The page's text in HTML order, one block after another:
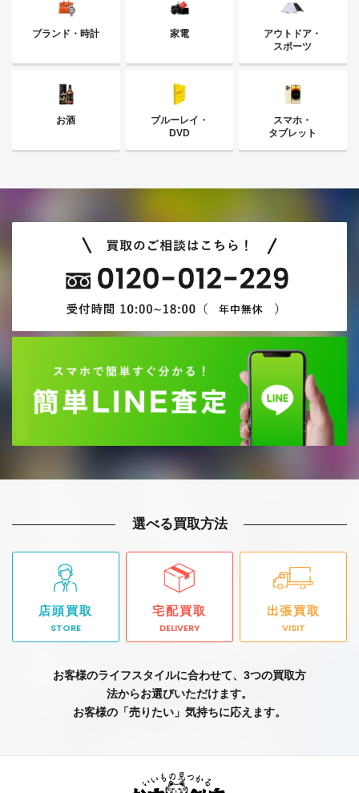
ブランド・時計 家電
アウトドア・
スポーツ
お酒
ブルーレイ・
DVD
スマホ・
タブレット
選べる買取方法
店頭買取
STORE
宅配買取
DELIVERY
出張買取
VISIT
お客様のライフスタイルに合わせて、3つの買取方
法からお選びいただけます。
お客様の「売りたい」気持ちに応えます。